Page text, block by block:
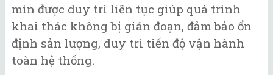
mìn được duy trì liên tục giúp quá trình
khai thác không bị gián đoạn, đảm bảo ổn
định sản lượng, duy trì tiến độ vận hành
toàn hệ thống.